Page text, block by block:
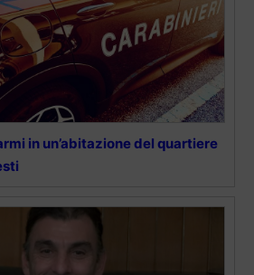
in un’abitazione del quartiere